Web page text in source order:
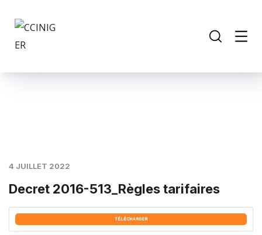
4 JUILLET 2022
Decret 2016-513_Règles tarifaires
TÉLÉCHARGER